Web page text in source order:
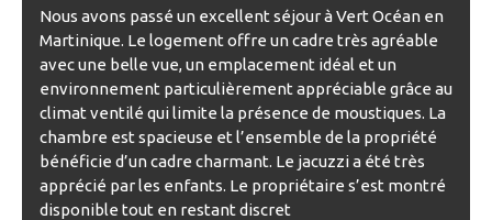
Nous avons passé un excellent séjour à Vert Océan en
Martinique. Le logement offre un cadre très agréable
avec une belle vue, un emplacement idéal et un
environnement particulièrement appréciable grâce au
climat ventilé qui limite la présence de moustiques. La
chambre est spacieuse et l’ensemble de la propriété
bénéficie d’un cadre charmant. Le jacuzzi a été très
apprécié par les enfants. Le propriétaire s’est montré
disponible tout en restant discret